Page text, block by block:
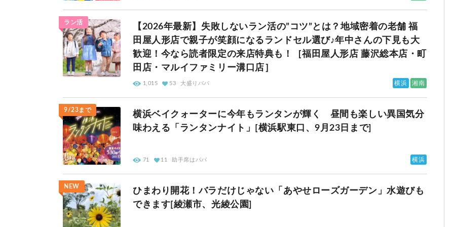
ラン活
【2026年最新】失敗しないラン活の”コツ”とは？地域密着の老舗 福
田屋人形店で親子が笑顔になるランドセル選び♪年中さんの下見も大
歓迎！今なら読者限定の来店特典も！［福田屋人形店 藤沢総本店・町
田店・マルイファミリー溝口店］
1,015 53 大盛りパパ 横浜 湘南
9/23まで
横浜ベイクォーターに今年もランタンが輝く 昼間も楽しい異国気分
味わえる「ランタンナイト」[横浜駅東口、9月23日まで]
71 11 助手席はパパ 横浜
NEW
ひまわり開花！バラだけじゃない「あやせローズガーデン」水遊びも
できます[綾瀬市、光綾公園]